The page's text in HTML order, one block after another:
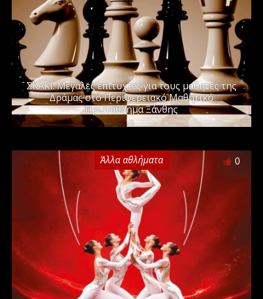
ΣΚΑΚΙ: Μεγάλες επιτυχίες για τους μαθητές της
Δράμας στο Περιφερειακό Μαθητικό
Πρωτάθλημα Ξάνθης
Άλλα αθλήματα 0